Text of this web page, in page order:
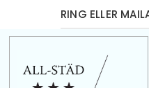
RING ELLER